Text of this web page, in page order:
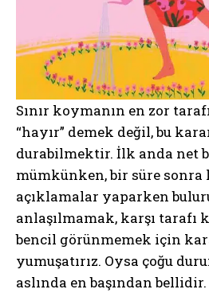
Sınır koymanın en zor
“hayır” demek değil, bu
durabilmektir. İlk anda net
mümkünken, bir süre
açıklamalar yaparken
anlaşılmamak, karşı tarafı
bencil görünmemek için
yumuşatırız. Oysa çoğu
aslında en başından